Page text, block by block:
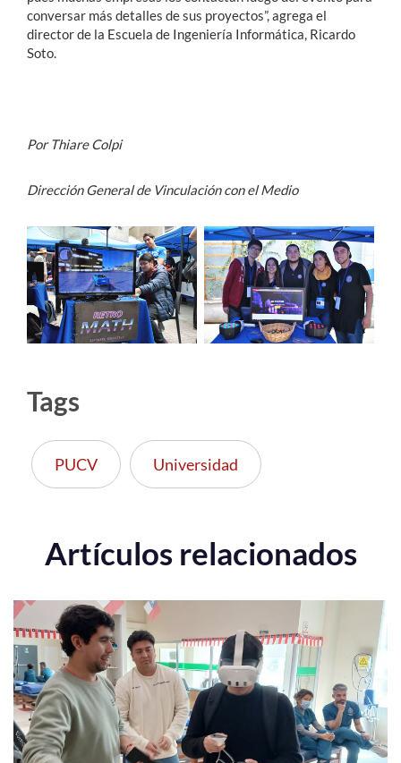
conversar más detalles de sus proyectos”, agrega el
director de la Escuela de Ingeniería Informática, Ricardo
Soto.
Por Thiare Colpi
Dirección General de Vinculación con el Medio
Tags
PUCV Universidad
Artículos relacionados